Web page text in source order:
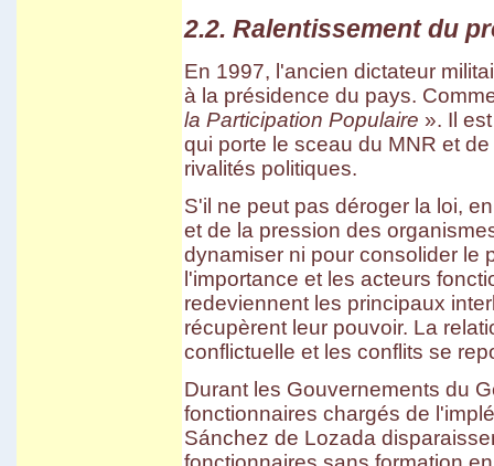
2.2. Ralentissement du
En 1997, l'ancien dictateur
à la présidence du pays.
la Participation Populaire ». Il
qui porte le sceau du MNR et
rivalités politiques.
S'il ne peut pas déroger la loi,
et de la pression des
dynamiser ni pour consolider le
l'importance et les acteurs
redeviennent les principaux
récupèrent leur pouvoir. La
conflictuelle et les conflits se
Durant les Gouvernements du
fonctionnaires chargés de
Sánchez de Lozada